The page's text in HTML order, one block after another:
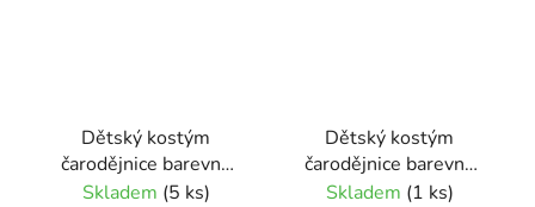
Dětský kostým
čarodějnice barevná
(S)
Skladem (5 ks)
Dětský kostým
čarodějnice barevná
(M)
Skladem (1 ks)